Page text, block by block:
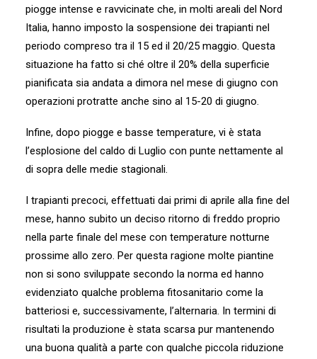
ACCESSO XMS
MOD. 231 – CODICE ETICO
IL NOSTRO MONDO
AREA RISERVATA
ENGLISH
piogge intense e ravvicinate che, in molti areali del Nord
Italia, hanno imposto la sospensione dei trapianti nel
periodo compreso tra il 15 ed il 20/25 maggio. Questa
situazione ha fatto si ché oltre il 20% della superficie
pianificata sia andata a dimora nel mese di giugno con
operazioni protratte anche sino al 15-20 di giugno.
Infine, dopo piogge e basse temperature, vi è stata
l’esplosione del caldo di Luglio con punte nettamente al
di sopra delle medie stagionali.
I trapianti precoci, effettuati dai primi di aprile alla fine del
mese, hanno subito un deciso ritorno di freddo proprio
nella parte finale del mese con temperature notturne
prossime allo zero. Per questa ragione molte piantine
non si sono sviluppate secondo la norma ed hanno
evidenziato qualche problema fitosanitario come la
batteriosi e, successivamente, l’alternaria. In termini di
risultati la produzione è stata scarsa pur mantenendo
una buona qualità a parte con qualche piccola riduzione